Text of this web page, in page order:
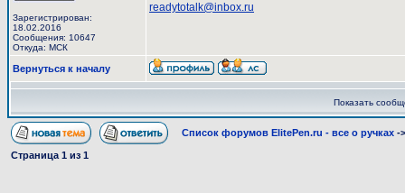
Зарегистрирован:
18.02.2016
Сообщения: 10647
Откуда: МСК
readytotalk@inbox.ru
Вернуться к началу
Показать
Список форумов ElitePen.ru - все о ручках -
Страница 1 из 1